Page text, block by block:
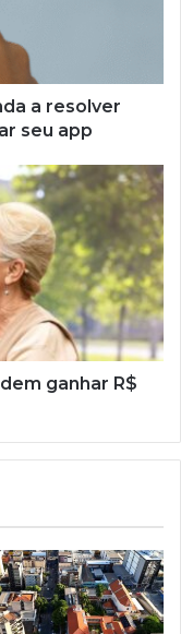
a resolver
seu app
ganhar R$